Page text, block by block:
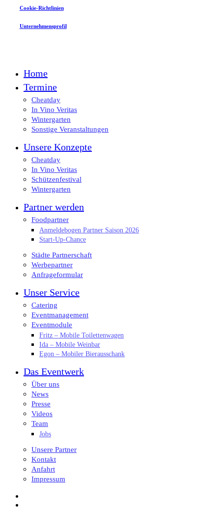
Cookie-Richtlinien
Unternehmensprofil
Home
Termine
Cheatday
In Vino Veritas
Wintergarten
Sonstige Veranstaltungen
Unsere Konzepte
Cheatday
In Vino Veritas
Schützenfestival
Wintergarten
Partner werden
Foodpartner
Anmeldebogen Partner Saison 2026
Start-Up-Chance
Städte Partnerschaft
Werbepartner
Anfrageformular
Unser Service
Catering
Eventmanagement
Eventmodule
Fritz – Mobile Toilettenwagen
Ida – Mobile Weinbar
Egon – Mobiler Bierausschank
Das Eventwerk
Über uns
News
Presse
Videos
Team
Jobs
Unsere Partner
Kontakt
Anfahrt
Impressum